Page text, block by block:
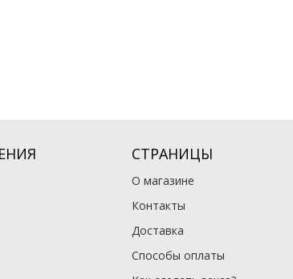
СТРАНИЦЫ
О магазине
Контакты
Доставка
Способы оплаты